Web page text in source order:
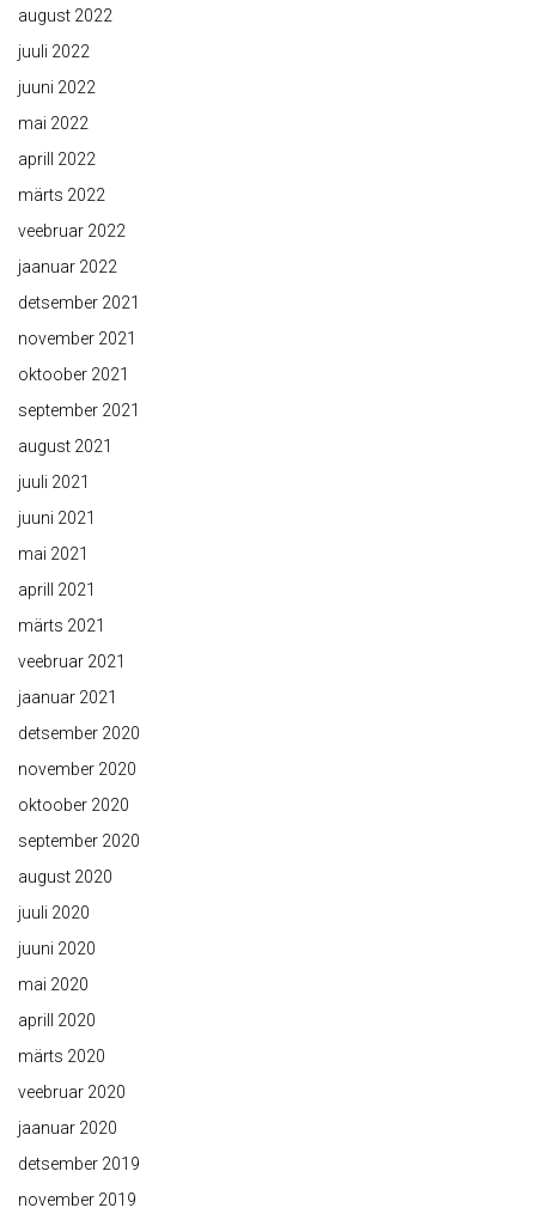
august 2022
juuli 2022
juuni 2022
mai 2022
aprill 2022
märts 2022
veebruar 2022
jaanuar 2022
detsember 2021
november 2021
oktoober 2021
september 2021
august 2021
juuli 2021
juuni 2021
mai 2021
aprill 2021
märts 2021
veebruar 2021
jaanuar 2021
detsember 2020
november 2020
oktoober 2020
september 2020
august 2020
juuli 2020
juuni 2020
mai 2020
aprill 2020
märts 2020
veebruar 2020
jaanuar 2020
detsember 2019
november 2019